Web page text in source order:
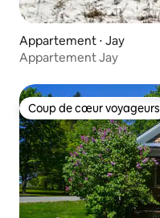
Appartement ⋅ Jay
Appartement Jay
Coup de cœur voyageurs
Coup de cœur voyageurs